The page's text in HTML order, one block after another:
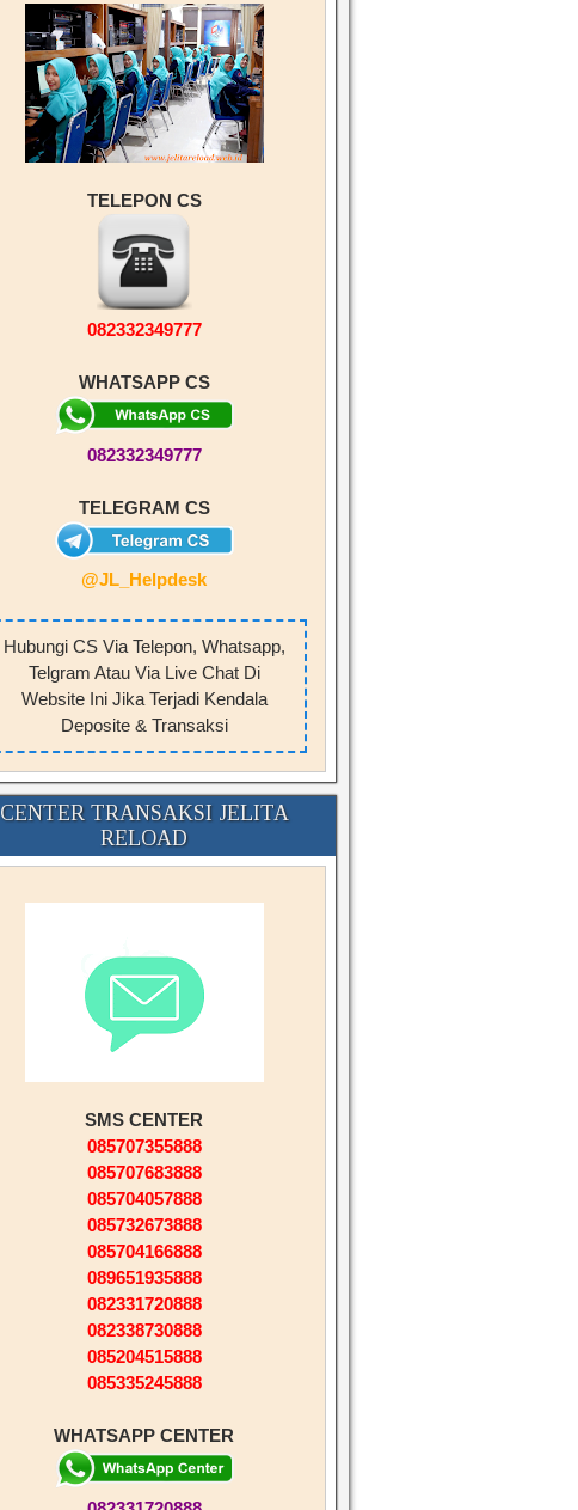
TELEPON CS
082332349777
WHATSAPP CS
082332349777
TELEGRAM CS
@JL_Helpdesk
Hubungi CS Via Telepon, Whatsapp,
Telgram Atau Via Live Chat Di
Website Ini Jika Terjadi Kendala
Deposite & Transaksi
CENTER TRANSAKSI JELITA
RELOAD
SMS CENTER
085707355888
085707683888
085704057888
085732673888
085704166888
089651935888
082331720888
082338730888
085204515888
085335245888
WHATSAPP CENTER